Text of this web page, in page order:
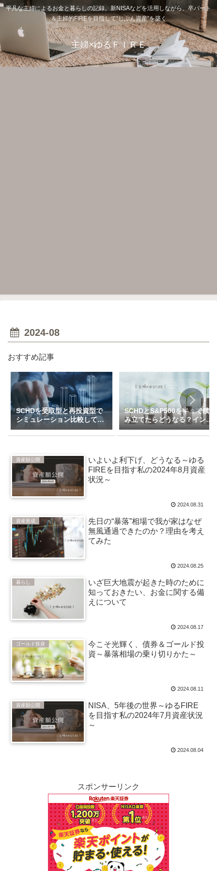
平凡な主婦によるお金と暮らしの記録。新NISAなどを活用しながら、卒パート
＆主婦的FIREを目指して“じぶん資産”を築く
主婦×ゆるＦＩＲＥ
2024-08
おすすめ記事
SCHDを受取型と再投資型で
シミュレーション比較してみ
た（一括＆特定口座で3万～
10万積立）
SCHDとS&P500を半々で積
み立てたらどうなる？インデ
ックス×高配当のハイブリッ
ド投資戦略
資産額公開
いよいよ利下げ、どうなる～ゆる
FIREを目指す私の2024年8月資産
状況～
2024.08.31
資産形成
先日の“暴落”相場で我が家はなぜ
無風通過できたのか？理由を考え
てみた
2024.08.25
暮らし
いざ巨大地震が起きた時のために
知っておきたい、お金に関する備
えについて
2024.08.17
ゴールド投資
今こそ光輝く、債券＆ゴールド投
資～暴落相場の乗り切りかた～
2024.08.11
資産額公開
NISA、5年後の世界～ゆるFIRE
を目指す私の2024年7月資産状況
～
2024.08.04
スポンサーリンク